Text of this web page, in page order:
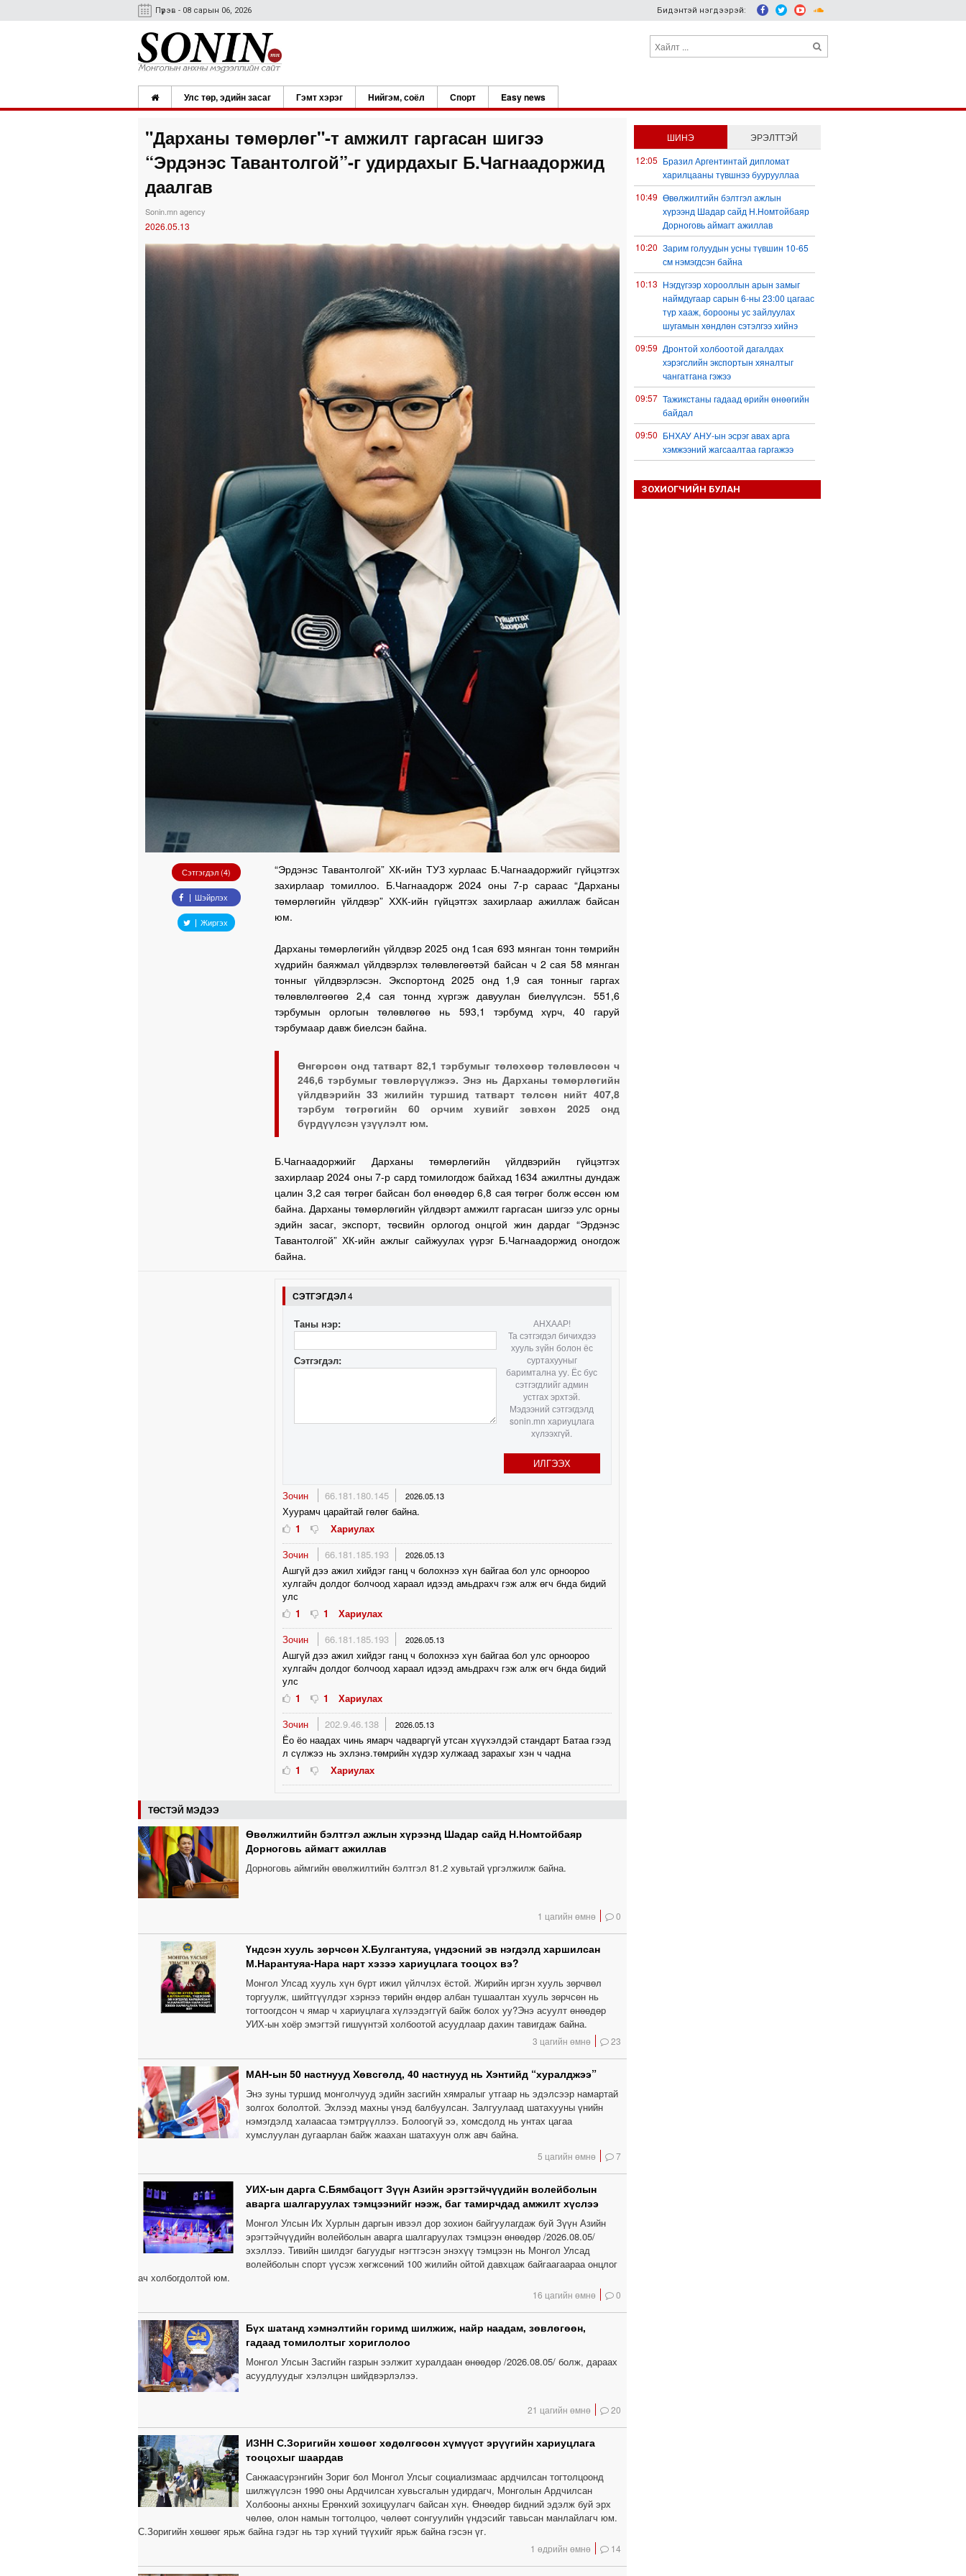
Пүрэв - 08 сарын 06, 2026 Бидэнтэй нэгдээрэй:
Улс төр, эдийн засаг Гэмт хэрэг Нийгэм, соёл Спорт Easy news
"Дарханы төмөрлөг"-т амжилт гаргасан шигээ
“Эрдэнэс Тавантолгой”-г удирдахыг Б.Чагнаадоржид
даалгав
Sonin.mn agency
2026.05.13
Сэтгэгдэл (4)
Шэйрлэх
Жиргэх
“Эрдэнэс Тавантолгой” ХК-ийн ТУЗ хурлаас Б.Чагнаадоржийг гүйцэтгэх
захирлаар томиллоо. Б.Чагнаадорж 2024 оны 7-р сараас “Дарханы
төмөрлөгийн үйлдвэр” ХХК-ийн гүйцэтгэх захирлаар ажиллаж байсан
юм.
Дарханы төмөрлөгийн үйлдвэр 2025 онд 1сая 693 мянган тонн төмрийн
хүдрийн баяжмал үйлдвэрлэх төлөвлөгөөтэй байсан ч 2 сая 58 мянган
тонныг үйлдвэрлэсэн. Экспортонд 2025 онд 1,9 сая тонныг гаргах
төлөвлөлгөөгөө 2,4 сая тоннд хүргэж давуулан биелүүлсэн. 551,6
тэрбумын орлогын төлөвлөгөө нь 593,1 тэрбумд хүрч, 40 гаруй
тэрбумаар давж биелсэн байна.
Өнгөрсөн онд татварт 82,1 тэрбумыг төлөхөөр төлөвлөсөн ч
246,6 тэрбумыг төвлөрүүлжээ. Энэ нь Дарханы төмөрлөгийн
үйлдвэрийн 33 жилийн туршид татварт төлсөн нийт 407,8
тэрбум төгрөгийн 60 орчим хувийг зөвхөн 2025 онд
бүрдүүлсэн үзүүлэлт юм.
Б.Чагнаадоржийг Дарханы төмөрлөгийн үйлдвэрийн гүйцэтгэх
захирлаар 2024 оны 7-р сард томилогдож байхад 1634 ажилтны дундаж
цалин 3,2 сая төгрөг байсан бол өнөөдөр 6,8 сая төгрөг болж өссөн юм
байна. Дарханы төмөрлөгийн үйлдвэрт амжилт гаргасан шигээ улс орны
эдийн засаг, экспорт, төсвийн орлогод онцгой жин дардаг “Эрдэнэс
Тавантолгой” ХК-ийн ажлыг сайжуулах үүрэг Б.Чагнаадоржид оногдож
байна.
СЭТГЭГДЭЛ4
Таны нэр:
Сэтгэгдэл:
АНХААР!
Та сэтгэгдэл бичихдээ
хууль зүйн болон ёс
суртахууныг
баримтална уу. Ёс бус
сэтгэгдлийг админ
устгах эрхтэй.
Мэдээний сэтгэгдэлд
sonin.mn хариуцлага
хүлээхгүй.
ИЛГЭЭХ
Зочин 66.181.180.145 2026.05.13
Хуурамч царайтай гөлөг байна.
1
Хариулах
Зочин
66.181.185.193 2026.05.13
Ашгүй дээ ажил хийдэг ганц ч болохнээ хүн байгаа бол улс орноороо
хулгайч долдог болчоод хараал идээд амьдрахч гэж алж өгч бнда бидий
улс
1
1
Хариулах
Зочин
66.181.185.193 2026.05.13
Ашгүй дээ ажил хийдэг ганц ч болохнээ хүн байгаа бол улс орноороо
хулгайч долдог болчоод хараал идээд амьдрахч гэж алж өгч бнда бидий
улс
1
1
Хариулах
Зочин
202.9.46.138 2026.05.13
Ёо ёо наадах чинь ямарч чадваргүй утсан хүүхэлдэй стандарт Батаа гээд
л сүлжээ нь эхлэнэ.төмрийн хүдэр хулжаад зарахыг хэн ч чадна
1
Хариулах
ТӨСТЭЙ МЭДЭЭ
Өвөлжилтийн бэлтгэл ажлын хүрээнд Шадар сайд Н.Номтойбаяр
Дорноговь аймагт ажиллав
Дорноговь аймгийн өвөлжилтийн бэлтгэл 81.2 хувьтай үргэлжилж байна.
1 цагийн өмнө 0
Үндсэн хууль зөрчсөн Х.Булгантуяа, үндэсний эв нэгдэлд харшилсан
М.Нарантуяа-Нара нарт хэзээ хариуцлага тооцох вэ?
Монгол Улсад хууль хүн бүрт ижил үйлчлэх ёстой. Жирийн иргэн хууль зөрчвөл
торгуулж, шийтгүүлдэг хэрнээ төрийн өндөр албан тушаалтан хууль зөрчсөн нь
тогтоогдсон ч ямар ч хариуцлага хүлээдэггүй байж болох уу?Энэ асуулт өнөөдөр
УИХ-ын хоёр эмэгтэй гишүүнтэй холбоотой асуудлаар дахин тавигдаж байна.
3 цагийн өмнө 23
МАН-ын 50 настнууд Хөвсгөлд, 40 настнууд нь Хэнтийд “хуралджээ”
Энэ зуны туршид монголчууд эдийн засгийн хямралыг утгаар нь эдэлсээр намартай
золгох бололтой. Эхлээд махны үнэд балбуулсан. Залгуулаад шатахууны үнийн
нэмэгдэлд халаасаа тэмтрүүллээ. Болоогүй ээ, хомсдолд нь унтах цагаа
хумслуулан дугаарлан байж жаахан шатахуун олж авч байна.
5 цагийн өмнө 7
УИХ-ын дарга С.Бямбацогт Зүүн Азийн эрэгтэйчүүдийн волейболын
аварга шалгаруулах тэмцээнийг нээж, баг тамирчдад амжилт хүслээ
Монгол Улсын Их Хурлын даргын ивээл дор зохион байгуулагдаж буй Зүүн Азийн
эрэгтэйчүүдийн волейболын аварга шалгаруулах тэмцээн өнөөдөр /2026.08.05/
эхэллээ. Тивийн шилдэг багуудыг нэгтгэсэн энэхүү тэмцээн нь Монгол Улсад
волейболын спорт үүсэж хөгжсөний 100 жилийн ойтой давхцаж байгаагаараа онцлог
ач холбогдолтой юм.
16 цагийн өмнө 0
Бүх шатанд хэмнэлтийн горимд шилжиж, найр наадам, зөвлөгөөн,
гадаад томилолтыг хориглолоо
Монгол Улсын Засгийн газрын ээлжит хуралдаан өнөөдөр /2026.08.05/ болж, дараах
асуудлуудыг хэлэлцэн шийдвэрлэлээ.
21 цагийн өмнө 20
ИЗНН С.Зоригийн хөшөөг хөдөлгөсөн хүмүүст эрүүгийн хариуцлага
тооцохыг шаардав
Санжаасүрэнгийн Зориг бол Монгол Улсыг социализмаас ардчилсан тогтолцоонд
шилжүүлсэн 1990 оны Ардчилсан хувьсгалын удирдагч, Монголын Ардчилсан
Холбооны анхны Ерөнхий зохицуулагч байсан хүн. Өнөөдөр бидний эдэлж буй эрх
чөлөө, олон намын тогтолцоо, чөлөөт сонгуулийн үндэсийг тавьсан манлайлагч юм.
С.Зоригийн хөшөөг ярьж байна гэдэг нь тэр хүний түүхийг ярьж байна гэсэн үг.
1 өдрийн өмнө 14
ШИНЭ
ЭРЭЛТТЭЙ
12:05 Бразил Аргентинтай дипломат
харилцааны түвшнээ буурууллаа
10:49 Өвөлжилтийн бэлтгэл ажлын
хүрээнд Шадар сайд Н.Номтойбаяр
Дорноговь аймагт ажиллав
10:20 Зарим голуудын усны түвшин 10-65
см нэмэгдсэн байна
10:13 Нэгдүгээр хорооллын арын замыг
наймдугаар сарын 6-ны 23:00 цагаас
түр хааж, борооны ус зайлуулах
шугамын хөндлөн сэтэлгээ хийнэ
09:59 Дронтой холбоотой дагалдах
хэрэгслийн экспортын хяналтыг
чангатгана гэжээ
09:57 Тажикстаны гадаад өрийн өнөөгийн
байдал
09:50 БНХАУ АНУ-ын эсрэг авах арга
хэмжээний жагсаалтаа гаргажээ
үндэсний эв нэгдэлд харшилсан
М.Нарантуяа-Нара нарт хэзээ
ЗОХИОГЧИЙН БУЛАН